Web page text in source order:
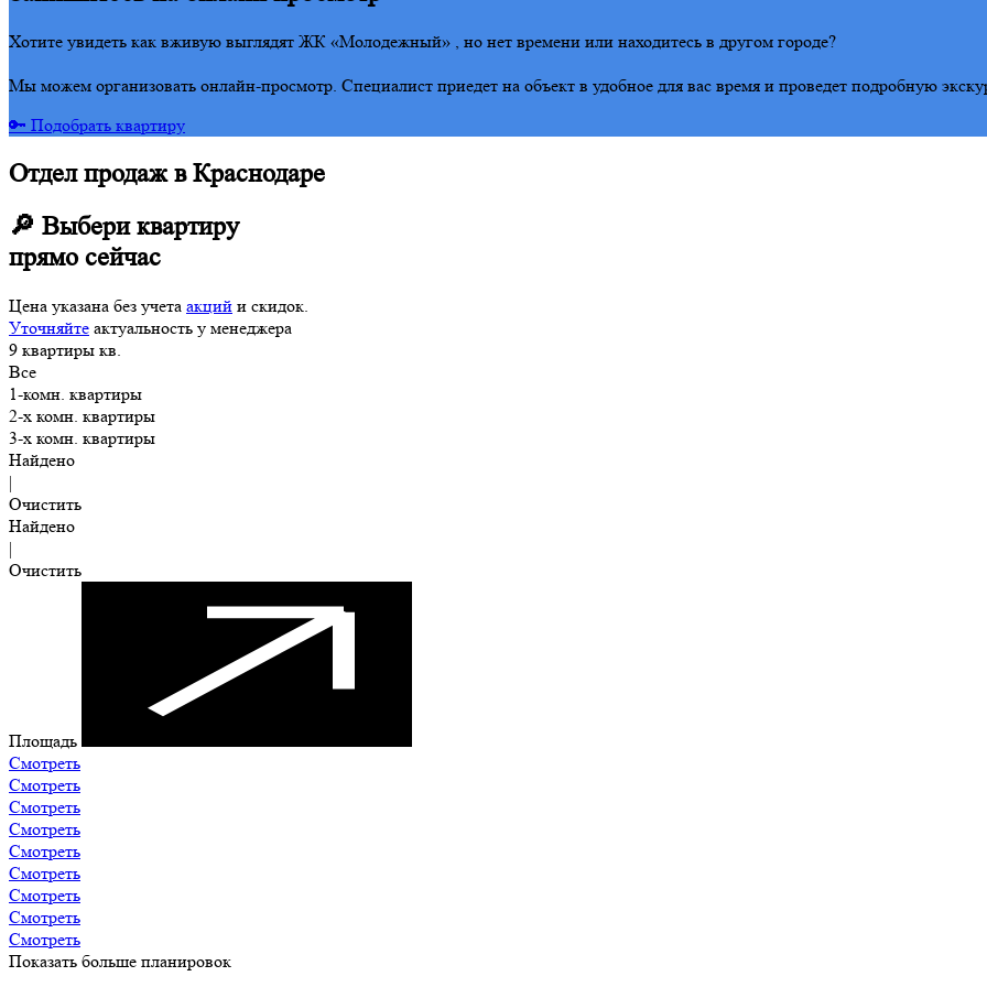
Хотите увидеть как вживую выглядят ЖК «Молодежный» , но нет времени или находитесь в другом городе?
Мы можем организовать онлайн-просмотр. Специалист приедет на объект в удобное для вас время и проведет подробную
🔑 Подобрать квартиру
Отдел продаж в Краснодаре
🔎 Выбери квартиру
прямо сейчас
Цена указана без учета акций и скидок.
Уточняйте актуальность у менеджера
9 квартиры кв.
Все
1-комн. квартиры
2-х комн. квартиры
3-х комн. квартиры
Найдено
|
Очистить
Найдено
|
Очистить
Площадь
Смотреть
Смотреть
Смотреть
Смотреть
Смотреть
Смотреть
Смотреть
Смотреть
Смотреть
Показать больше планировок